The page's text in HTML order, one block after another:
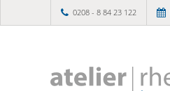
0208 - 8 84 23 122